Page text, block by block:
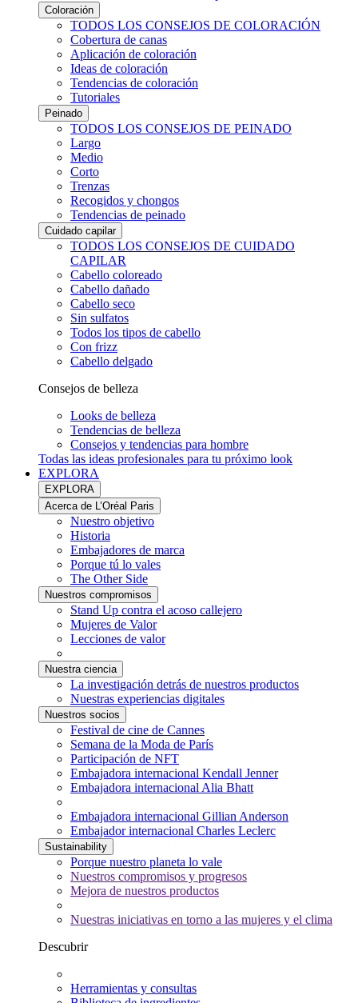
Coloración
TODOS LOS CONSEJOS DE COLORACIÓN
Cobertura de canas
Aplicación de coloración
Ideas de coloración
Tendencias de coloración
Tutoriales
Peinado
TODOS LOS CONSEJOS DE PEINADO
Largo
Medio
Corto
Trenzas
Recogidos y chongos
Tendencias de peinado
Cuidado capilar
TODOS LOS CONSEJOS DE CUIDADO
CAPILAR
Cabello coloreado
Cabello dañado
Cabello seco
Sin sulfatos
Todos los tipos de cabello
Con frizz
Cabello delgado
Consejos de belleza
Looks de belleza
Tendencias de belleza
Consejos y tendencias para hombre
Todas las ideas profesionales para tu próximo look
EXPLORA
EXPLORA
Acerca de L’Oréal Paris
Nuestro objetivo
Historia
Embajadores de marca
Porque tú lo vales
The Other Side
Nuestros compromisos
Stand Up contra el acoso callejero
Mujeres de Valor
Lecciones de valor
Nuestra ciencia
La investigación detrás de nuestros productos
Nuestras experiencias digitales
Nuestros socios
Festival de cine de Cannes
Semana de la Moda de París
Participación de NFT
Embajadora internacional Kendall Jenner
Embajadora internacional Alia Bhatt
Embajadora internacional Gillian Anderson
Embajador internacional Charles Leclerc
Sustainability
Porque nuestro planeta lo vale
Nuestros compromisos y progresos
Mejora de nuestros productos
Nuestras iniciativas en torno a las mujeres y el clima
Descubrir
Herramientas y consultas